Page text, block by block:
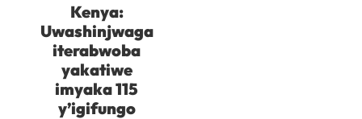
Kenya:
Uwashinjwaga
iterabwoba
yakatiwe
imyaka 115
y’igifungo